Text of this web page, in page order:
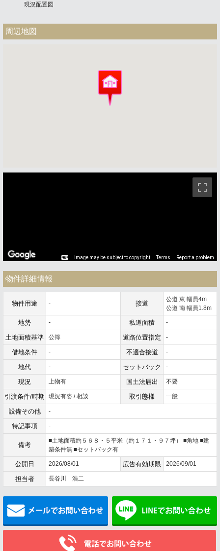
現況配置図
周辺地図
Image may be subject to copyright Terms Report a problem
物件詳細情報
物件用途 - 接道
公道 東 幅員4m
公道 南 幅員1.8m
地勢 - 私道面積 -
土地面積基準 公簿 道路位置指定 -
借地条件 - 不適合接道 -
地代 - セットバック -
現況 上物有 国土法届出 不要
引渡条件/時期 現況有姿 / 相談 取引態様 一般
設備その他 -
特記事項 -
備考
■土地面積約５６８・５平米（約１７１・９７坪） ■角地 ■建
築条件無 ■セットバック有
公開日 2026/08/01 広告有効期限 2026/09/01
担当者 長谷川 浩二
メールでお問い合わせ